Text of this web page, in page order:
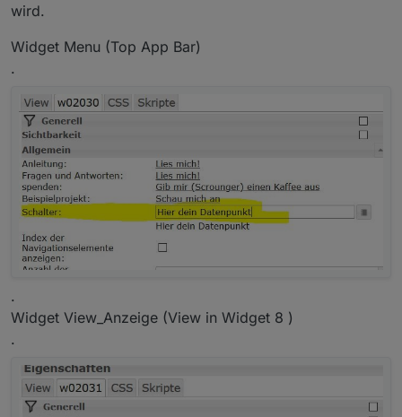
wird.
Widget Menu (Top App Bar)
.
.
Widget View_Anzeige (View in Widget 8 )
.